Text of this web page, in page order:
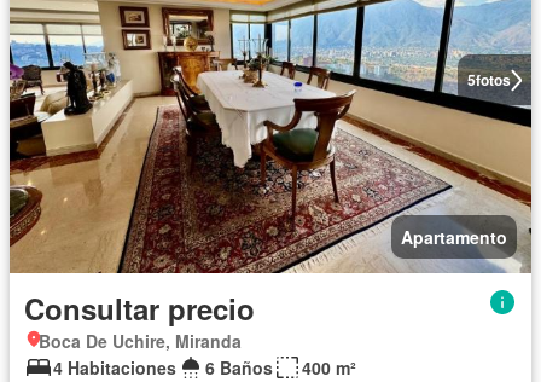
5fotos
Apartamento
Consultar precio
Boca De Uchire, Miranda
4 Habitaciones
6 Baños
400 m²